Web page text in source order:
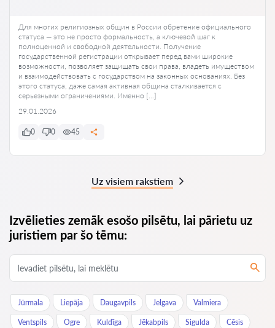
Для многих религиозных общин в России обретение официального
статуса — это не просто формальность, а ключевой шаг к
полноценной и свободной деятельности. Получение
государственной регистрации открывает перед вами широкие
возможности, позволяет защищать свои права, владеть имуществом
и взаимодействовать с государством на законных основаниях. Без
этого статуса, даже самая активная община сталкивается с
серьезными ограничениями. Именно […]
29.01.2026
0 0 45
Uz visiem rakstiem
Izvēlieties zemāk esošo pilsētu, lai pārietu uz
juristiem par šo tēmu:
Jūrmala Liepāja Daugavpils Jelgava Valmiera
Ventspils Ogre Kuldīga Jēkabpils Sigulda Cēsis